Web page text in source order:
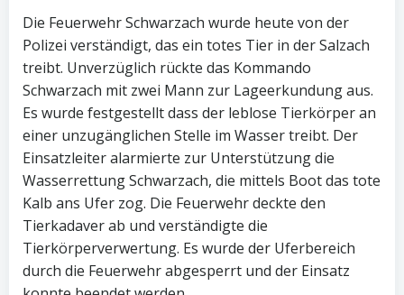
Die Feuerwehr Schwarzach wurde heute von der
Polizei verständigt, das ein totes Tier in der Salzach
treibt. Unverzüglich rückte das Kommando
Schwarzach mit zwei Mann zur Lageerkundung aus.
Es wurde festgestellt dass der leblose Tierkörper an
einer unzugänglichen Stelle im Wasser treibt. Der
Einsatzleiter alarmierte zur Unterstützung die
Wasserrettung Schwarzach, die mittels Boot das tote
Kalb ans Ufer zog. Die Feuerwehr deckte den
Tierkadaver ab und verständigte die
Tierkörperverwertung. Es wurde der Uferbereich
durch die Feuerwehr abgesperrt und der Einsatz